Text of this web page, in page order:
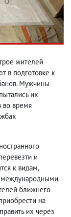
жителей
в подготовке к
Мужчины
их
во время
и
к видам,
международными
ближнего
на
их через